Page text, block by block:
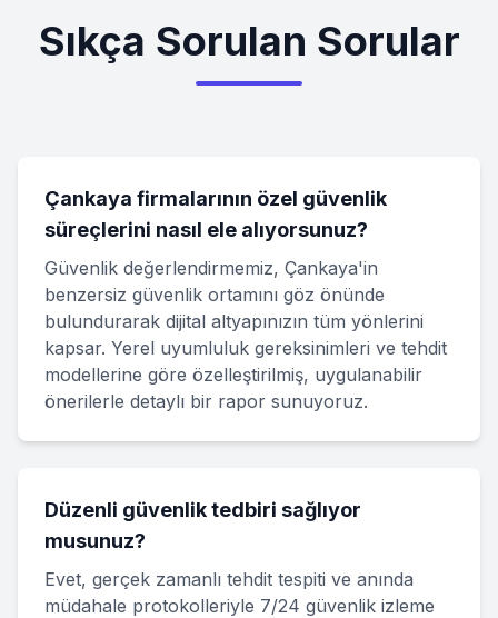
Sıkça Sorulan Sorular
Çankaya firmalarının özel güvenlik
süreçlerini nasıl ele alıyorsunuz?
Güvenlik değerlendirmemiz, Çankaya'in
benzersiz güvenlik ortamını göz önünde
bulundurarak dijital altyapınızın tüm yönlerini
kapsar. Yerel uyumluluk gereksinimleri ve tehdit
modellerine göre özelleştirilmiş, uygulanabilir
önerilerle detaylı bir rapor sunuyoruz.
Düzenli güvenlik tedbiri sağlıyor
musunuz?
Evet, gerçek zamanlı tehdit tespiti ve anında
müdahale protokolleriyle 7/24 güvenlik izleme